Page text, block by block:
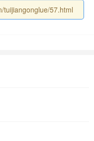
tuijiangonglue/57.html